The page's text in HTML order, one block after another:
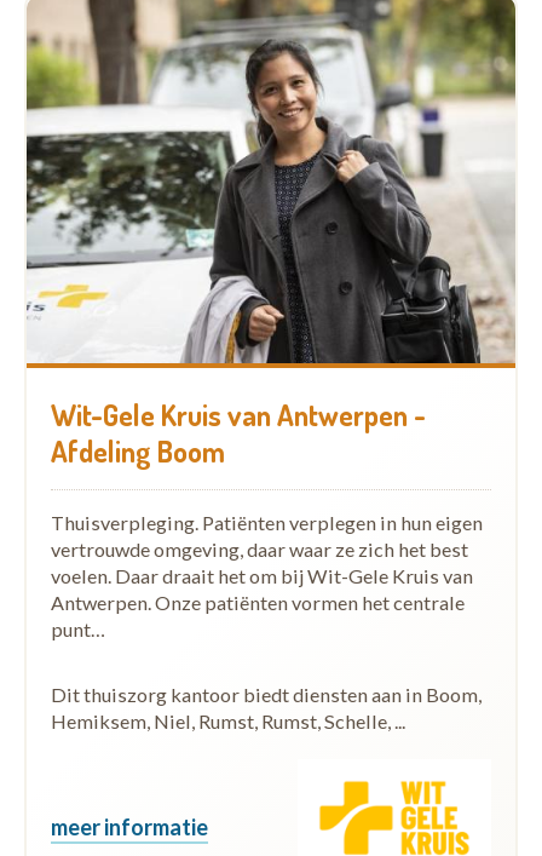
Wit-Gele Kruis van Antwerpen -
Afdeling Boom
Thuisverpleging. Patiënten verplegen in hun eigen
vertrouwde omgeving, daar waar ze zich het best
voelen. Daar draait het om bij Wit-Gele Kruis van
Antwerpen. Onze patiënten vormen het centrale
punt…
Dit thuiszorg kantoor biedt diensten aan in Boom,
Hemiksem, Niel, Rumst, Rumst, Schelle, ...
meer informatie